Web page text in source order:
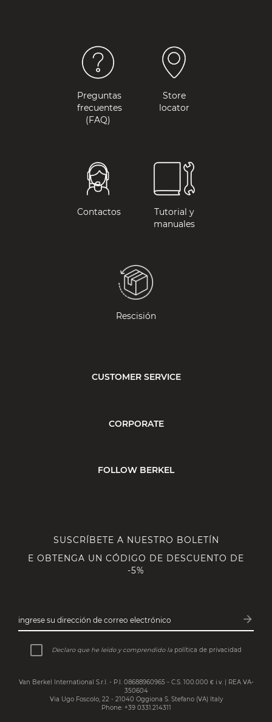
Preguntas
frecuentes
(FAQ)
Store
locator
Contactos
Tutorial y
manuales
Rescisión
CUSTOMER SERVICE
CORPORATE
FOLLOW BERKEL
SUSCRÍBETE A NUESTRO BOLETÍN
E OBTENGA UN CÓDIGO DE DESCUENTO DE
-5%
ingrese su dirección de correo electrónico arrow_forward
Declaro que he leído y comprendido la política de privacidad
Van Berkel International S.r.l. - P.I. 08688960965 - C.S. 100.000 € i.v. | REA VA-
350604
Via Ugo Foscolo, 22 - 21040 Oggiona S. Stefano (VA) Italy
Phone: +39 0331.214311